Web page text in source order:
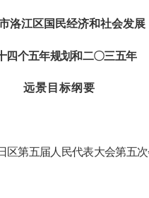
洛江区国民经济和社会发展
四个五年规划和二〇三五年
远景目标纲要
区第五届人民代表大会第五次